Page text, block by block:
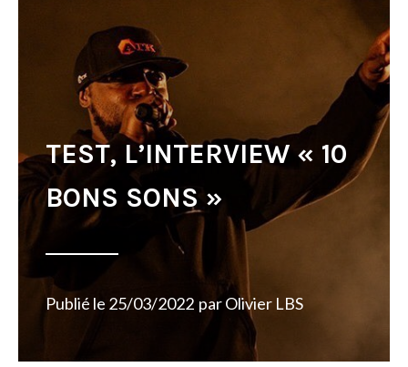
TEST, L’INTERVIEW « 10
BONS SONS »
Publié le 25/03/2022 parOlivier LBS